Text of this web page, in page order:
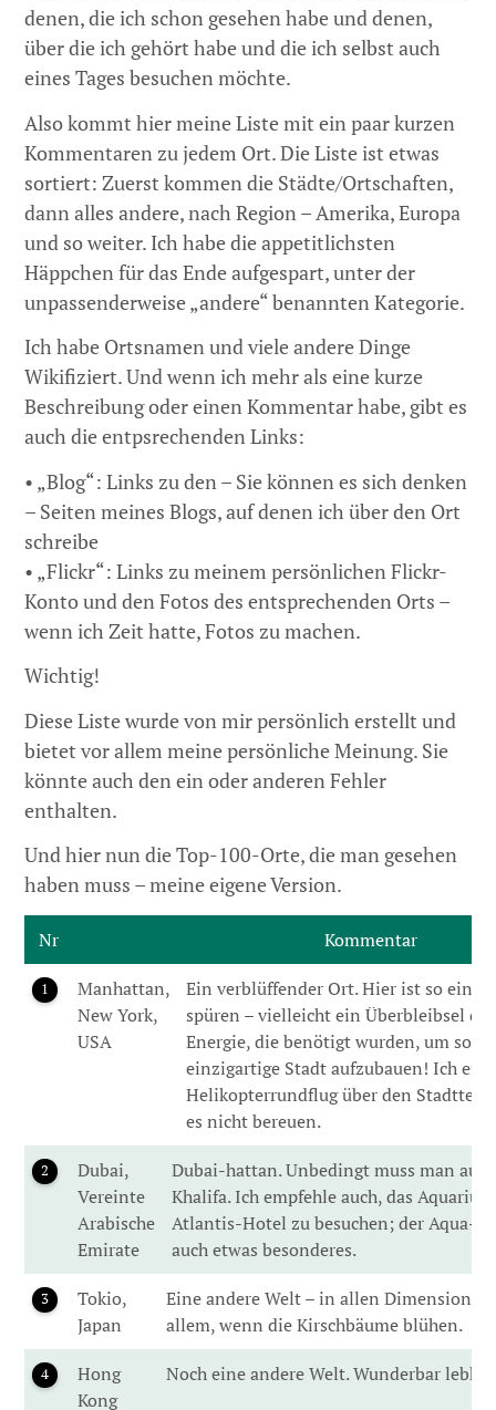
denen, die ich schon gesehen habe und denen,
über die ich gehört habe und die ich selbst auch
eines Tages besuchen möchte.
Also kommt hier meine Liste mit ein paar kurzen
Kommentaren zu jedem Ort. Die Liste ist etwas
sortiert: Zuerst kommen die Städte/Ortschaften,
dann alles andere, nach Region – Amerika, Europa
und so weiter. Ich habe die appetitlichsten
Häppchen für das Ende aufgespart, unter der
unpassenderweise „andere“ benannten Kategorie.
Ich habe Ortsnamen und viele andere Dinge
Wikifiziert. Und wenn ich mehr als eine kurze
Beschreibung oder einen Kommentar habe, gibt es
auch die entpsrechenden Links:
• „Blog“: Links zu den – Sie können es sich denken
– Seiten meines Blogs, auf denen ich über den Ort
schreibe
• „Flickr“: Links zu meinem persönlichen Flickr-
Konto und den Fotos des entsprechenden Orts –
wenn ich Zeit hatte, Fotos zu machen.
Wichtig!
Diese Liste wurde von mir persönlich erstellt und
bietet vor allem meine persönliche Meinung. Sie
könnte auch den ein oder anderen Fehler
enthalten.
Und hier nun die Top-100-Orte, die man gesehen
haben muss – meine eigene Version.
Nr Kommentar
1
Manhattan,
New York,
USA
Ein verblüffender Ort. Hier ist so eine
spüren – vielleicht ein Überbleibsel
Energie, die benötigt wurden, um so
einzigartige Stadt aufzubauen! Ich
Helikopterrundflug über den Stadtteil.
es nicht bereuen.
2
Dubai,
Vereinte
Arabische
Emirate
Dubai-hattan. Unbedingt muss man auf
Khalifa. Ich empfehle auch, das
Atlantis-Hotel zu besuchen; der Aqua-
auch etwas besonderes.
3
Tokio,
Japan
Eine andere Welt – in allen
allem, wenn die Kirschbäume blühen.
4
Hong
Kong
Noch eine andere Welt. Wunderbar